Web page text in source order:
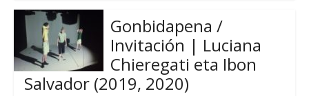
Gonbidapena /
Invitación | Luciana
Chieregati eta Ibon
Salvador (2019, 2020)